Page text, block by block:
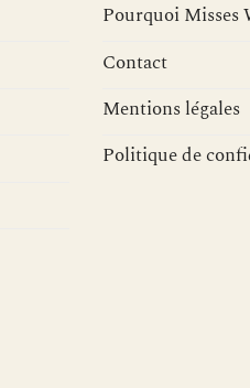
Pourquoi Misses
Contact
Mentions légales
Politique de